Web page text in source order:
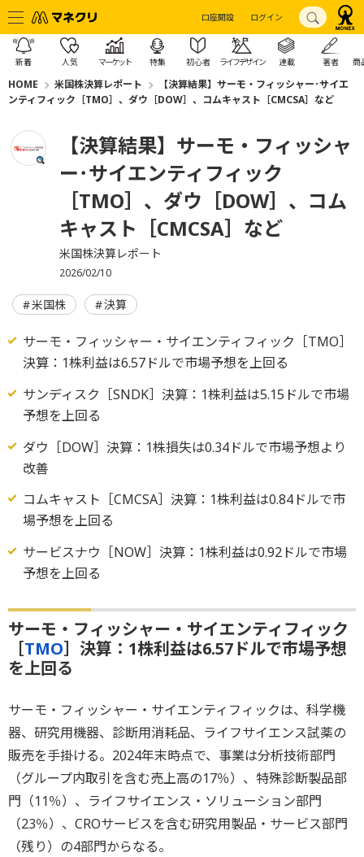
口座開設 ログイン
新着 人気 マーケット 特集 初心者 ライフデザイン 連載 著者 商
HOME 米国株決算レポート
【決算結果】サーモ・フィッシャー･サイエ
ンティフィック［TMO］、ダウ［DOW］、コムキャスト［CMCSA］など
【決算結果】サーモ・フィッシャ
ー･サイエンティフィック
［TMO］、ダウ［DOW］、コム
キャスト［CMCSA］など
米国株決算レポート
2026/02/10
米国株 決算
サーモ・フィッシャー・サイエンティフィック［TMO］
決算：1株利益は6.57ドルで市場予想を上回る
サンディスク［SNDK］決算：1株利益は5.15ドルで市場
予想を上回る
ダウ［DOW］決算：1株損失は0.34ドルで市場予想より
改善
コムキャスト［CMCSA］決算：1株利益は0.84ドルで市
場予想を上回る
サービスナウ［NOW］決算：1株利益は0.92ドルで市場
予想を上回る
サーモ・フィッシャー・サイエンティフィック
［TMO］決算：1株利益は6.57ドルで市場予想
を上回る
サーモ・フィッシャー・サイエンティフィックは、科学機
器、研究用機器、診断用消耗品、ライフサイエンス試薬の
販売を手掛ける。2024年末時点で、事業は分析技術部門
（グループ内取引を含む売上高の17％）、特殊診断製品部
門（11％）、ライフサイエンス・ソリューション部門
（23％）、CROサービスを含む研究用製品・サービス部門
（残り）の4部門からなる。